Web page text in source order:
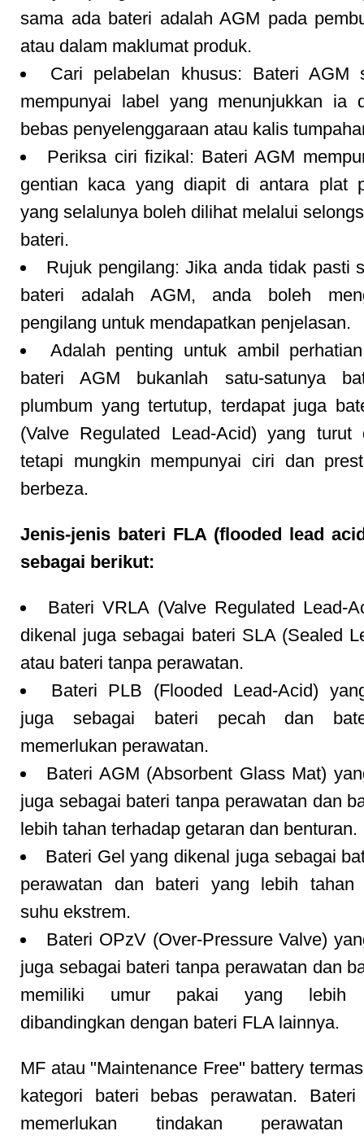
sama ada bateri adalah AGM pada
atau dalam maklumat produk.
Cari pelabelan khusus: Bateri AGM
mempunyai label yang menunjukkan ia
bebas penyelenggaraan atau kalis
Periksa ciri fizikal: Bateri AGM
gentian kaca yang diapit di antara plat
yang selalunya boleh dilihat melalui
bateri.
Rujuk pengilang: Jika anda tidak pasti
bateri adalah AGM, anda boleh
pengilang untuk mendapatkan penjelasan.
Adalah penting untuk ambil
bateri AGM bukanlah satu-satunya
plumbum yang tertutup, terdapat juga
(Valve Regulated Lead-Acid) yang turut
tetapi mungkin mempunyai ciri dan
berbeza.
Jenis-jenis bateri FLA (flooded lead
sebagai berikut:
Bateri VRLA (Valve Regulated Lead-
dikenal juga sebagai bateri SLA (Sealed
atau bateri tanpa perawatan.
Bateri PLB (Flooded Lead-Acid)
juga sebagai bateri pecah dan
memerlukan perawatan.
Bateri AGM (Absorbent Glass Mat)
juga sebagai bateri tanpa perawatan dan
lebih tahan terhadap getaran dan benturan.
Bateri Gel yang dikenal juga sebagai
perawatan dan bateri yang lebih tahan
suhu ekstrem.
Bateri OPzV (Over-Pressure Valve)
juga sebagai bateri tanpa perawatan dan
memiliki umur pakai yang lebih
dibandingkan dengan bateri FLA lainnya.
MF atau "Maintenance Free" battery
kategori bateri bebas perawatan.
memerlukan tindakan perawatan